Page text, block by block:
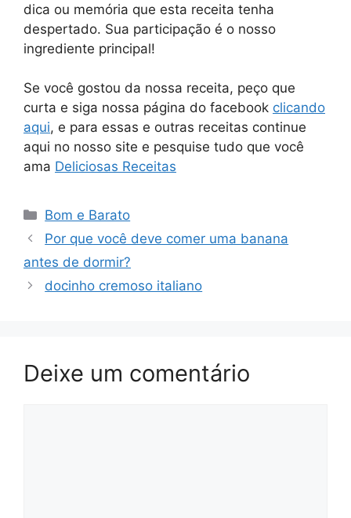
dica ou memória que esta receita tenha
despertado. Sua participação é o nosso
ingrediente principal!
Se você gostou da nossa receita, peço que
curta e siga nossa página do facebook clicando
aqui, e para essas e outras receitas continue
aqui no nosso site e pesquise tudo que você
ama Deliciosas Receitas
Categorias
Bom e Barato
Por que você deve comer uma banana
antes de dormir?
docinho cremoso italiano
Deixe um comentário